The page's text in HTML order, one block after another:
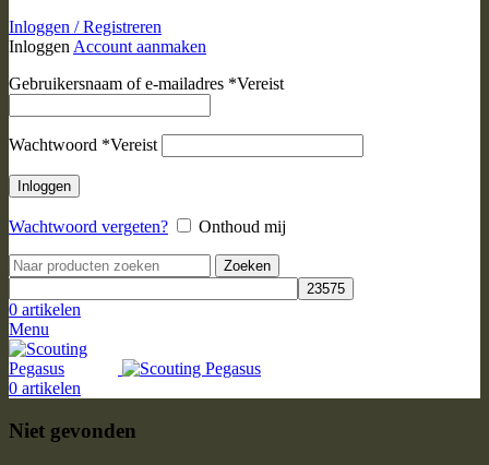
Inloggen / Registreren
Inloggen Account aanmaken
Gebruikersnaam of e-mailadres *Vereist
Wachtwoord *Vereist
Inloggen
Wachtwoord vergeten? Onthoud mij
Zoeken
0 artikelen
Menu
0 artikelen
Niet gevonden